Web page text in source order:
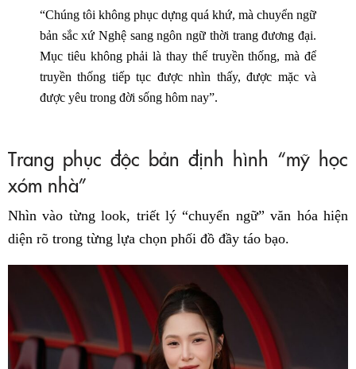
“Chúng tôi không phục dựng quá khứ, mà chuyển ngữ
bản sắc xứ Nghệ sang ngôn ngữ thời trang đương đại.
Mục tiêu không phải là thay thế truyền thống, mà để
truyền thống tiếp tục được nhìn thấy, được mặc và
được yêu trong đời sống hôm nay”.
Trang phục độc bản định hình “mỹ học
xóm nhà”
Nhìn vào từng look, triết lý “chuyển ngữ” văn hóa hiện
diện rõ trong từng lựa chọn phối đồ đầy táo bạo.